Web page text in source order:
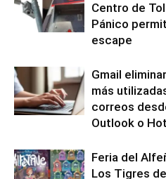
Centro de
Pánico
escape
Gmail
más
correos
Outlook o
Feria del
Los Tigres